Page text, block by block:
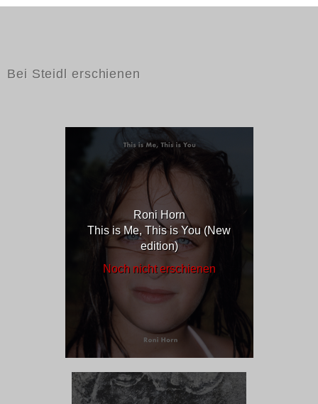
Bei Steidl erschienen
Roni Horn
This is Me, This is You (New
edition)
Noch nicht erschienen